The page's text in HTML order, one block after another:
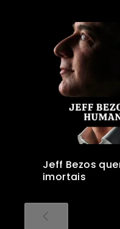
Jeff Bezos
imortais